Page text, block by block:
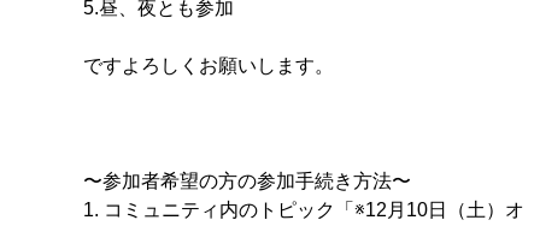
5.昼、夜とも参加
ですよろしくお願いします。
〜参加者希望の方の参加手続き方法〜
1. コミュニティ内のトピック「※12月10日（土）オ